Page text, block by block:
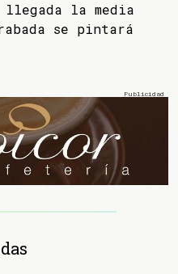
llegada la media
se pintará